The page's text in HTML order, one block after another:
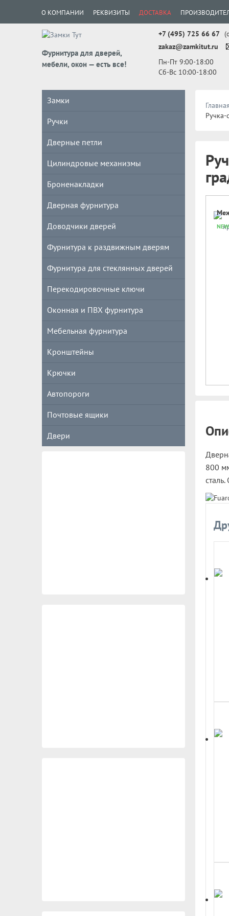
О КОМПАНИИ РЕКВИЗИТЫ ДОСТАВКА
Фурнитура для дверей,
мебели, окон — есть все!
+7 (495) 725 66 67
zakaz@zamkitut.ru
Пн-Пт 9:00-18:00
Сб-Вс 10:00-18:00
Замки
Ручки
Дверные петли
Цилиндровые механизмы
Броненакладки
Дверная фурнитура
Доводчики дверей
Фурнитура к раздвижным дверям
Фурнитура для стеклянных дверей
Перекодировочные ключи
Оконная и ПВХ фурнитура
Мебельная фурнитура
Кронштейны
Крючки
Автопороги
Почтовые ящики
Двери
NEW
800